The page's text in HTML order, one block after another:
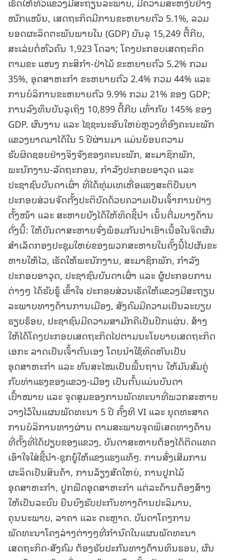
ໜັກແໜ້ນ, ເສດຖະກິດມີການຂະຫຍາຍຕົວ 5.1%, ລວມ
ຍອດຜະລິດຕະພັນພາຍໃນ (GDP) ບັນລຸ 15,249 ຕື້ກີບ,
ສະເລ່ຍຕໍ່ຫົວຄົນ 1,923 ໂດລາ; ໂຄງປະກອບເສດຖະກິດ
ຕາມຂະ ແໜງ ກະສິກໍາ-ປ່າໄມ້ ຂະຫຍາຍຕົວ 5.2% ກວມ
35%, ອຸດສາຫະກໍາ ຂະຫຍາຍຕົວ 2.4% ກວມ 44% ແລະ
ການບໍລິການຂະຫຍາຍຕົວ 9.9% ກວມ 21% ຂອງ GDP;
ການລົງທຶນບັນລຸເຖິງ 10,899 ຕື້ກີບ ເທົ່າກັບ 145% ຂອງ
GDP. ຜົນງານ ແລະ ໄຊຊະນະອັນໃຫຍ່ຫຼວງທີ່ອົງຄະນະພັກ
ແຂວງຍາດມາໄດ້ໃນ 5 ປີຜ່ານມາ ແມ່ນຍ້ອນຄວາມ
ຮັບຜິດຊອບຢ່າງຈິງຈັງຂອງຄະນະພັກ, ສະມາຊິກພັກ,
ພະນັກງານ-ລັດຖະກອນ, ກຳລັງປະກອບອາວຸດ ແລະ
ປະຊາຊົນບັນດາເຜົ່າ ທີ່ໄດ້ທຸ່ມເທເຫື່ອແຮງສະຕິປັນຍາ
ປະກອບສ່ວນຈັດຕັ້ງປະຕິບັດດ້ວຍຄວາມເປັນເຈົ້າການຢ່າງ
ຕັ້ງໜ້າ ແລະ ສະຫາຍຍັງໄດ້ໃຫ້ທິດຊີ້ນໍາ ເນັ້ນຕື່ມບາງດ້ານ
ດັ່ງນີ້: ໃຫ້ບັນດາສະຫາຍຈົ່ງພ້ອມກັນນຳເອົາເນື້ອໃນຈິດຜົນ
ສໍາເລັດກອງປະຊຸມໃຫຍ່ຂອງພວກສະຫາຍໃນຄັ້ງນີ້ໄປຜັນຂະ
ຫາຍໃຫ້ໄວ, ເຮັດໃຫ້ພະນັກງານ, ສະມາຊິກພັກ, ກໍາລັງ
ປະກອບອາວຸດ, ປະຊາຊົນບັນດາເຜົ່າ ແລະ ຜູ້ປະກອບການ
ຕ່າງໆ ໄດ້ຮັບຮູ້ ເຂົ້າໃຈ ປະກອບສ່ວນເຮັດໃຫ້ແຂວງມີສະຖຽນ
ລະພາບທາງດ້ານການເມືອງ, ສັງຄົມມີຄວາມເປັນລະບຽບ
ຮຽບຮ້ອຍ, ປະຊາຊົນມີຄວາມສາມັກຄີເປັນປຶກແຜ່ນ. ສ້າງ
ໃຫ້ໄດ້ໂຄງປະກອບເສດຖະກິດໄປຕາມນະໂຍບາຍເສດຖະກິດ
ເອກະ ລາດເປັນເຈົ້າຕົນເອງ ໂດຍນໍາໃຊ້ທິດຫັນເປັນ
ອຸດສາຫະກຳ ແລະ ທັນສະໄໝເປັນພື້ນຖານ ໃຫ້ມັນສົມຄູ່
ກັບທ່າແຮງຂອງແຂວງ-ເມືອງ ເປັນຕົ້ນແມ່ນບັນດາ
ເປົ້າໝາຍ ແລະ ຈຸດສຸມຂອງການພັດທະນາທີ່ພວກສະຫາຍ
ວາງໄວ້ໃນແຜນພັດທະນາ 5 ປີ ຄັ້ງທີ VI ແລະ ຍຸດທະສາດ
ການບໍລິການທາງຜ່ານ ຕາມສະພາບຈຸດພິເສດທາງດ້ານ
ທີ່ຕັ້ງທີ່ໄດ້ປຽບຂອງແຂວງ, ບັນດາສະຫາຍຕ້ອງໄດ້ຕິດແທດ
ເອົາໃຈໃສ່ຊີ້ນຳ-ຊຸກຍູ້ໃຫ້ແຂງແຮງແທ້ໆ. ການສົ່ງເສີມການ
ຜະລິດເປັນສິນຄ້າ, ການລ້ຽງສັດໃຫຍ່, ການປູກໄມ້
ອຸດສາຫະກຳ, ປູກພືດອຸດສາຫະກໍາ ແຕ່ລະດ້ານຕ້ອງສ້າງ
ໃຫ້ເປັນລະບົບ ຍືນຍົງຮັບປະກັນທາງດ້ານປະລິມານ,
ຄຸນນະພາບ, ລາຄາ ແລະ ຕະຫຼາດ. ບັນດາໂຄງການ
ພັດທະນາໂຄງລ່າງຕ່າງໆທີ່ກໍານົດໃນແຜນພັດທະນາ
ເສດຖະກິດ-ສັງຄົມ ຕ້ອງຮັບປະກັນທາງດ້ານທຶນຮອນ, ຜົນ